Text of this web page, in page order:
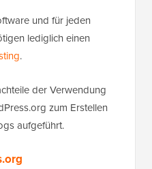
und für jeden
lediglich einen
.
der Verwendung
zum Erstellen
aufgeführt.